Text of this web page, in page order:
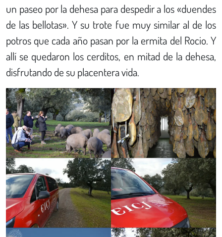
un paseo por la dehesa para despedir a los «duendes
de las bellotas». Y su trote fue muy similar al de los
potros que cada año pasan por la ermita del Rocio. Y
allí se quedaron los cerditos, en mitad de la dehesa,
disfrutando de su placentera vida.